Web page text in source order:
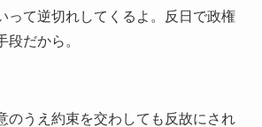
って逆切れしてくるよ。反日で政権
段だから。
のうえ約束を交わしても反故にされ